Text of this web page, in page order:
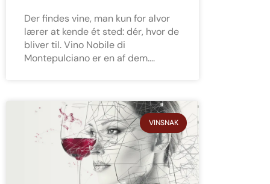
Der findes vine, man kun for alvor
lærer at kende ét sted: dér, hvor de
bliver til. Vino Nobile di
Montepulciano er en af dem.
VINSNAK